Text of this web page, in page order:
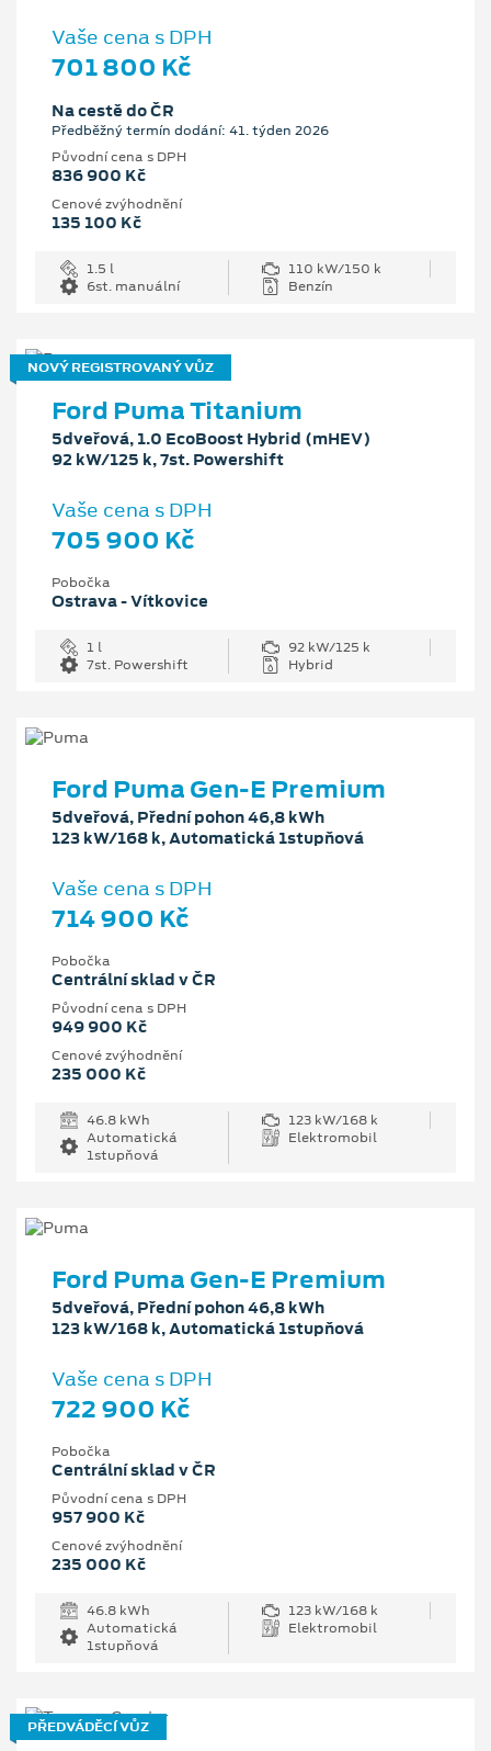
Vaše cena s DPH
701 800 Kč
Na cestě do ČR
Předběžný termín dodání: 41. týden 2026
Původní cena s DPH
836 900 Kč
Cenové zvýhodnění
135 100 Kč
1.5 l
110 kW/150 k
6st. manuální
Benzín
NOVÝ REGISTROVANÝ VŮZ
Ford Puma Titanium
5dveřová, 1.0 EcoBoost Hybrid (mHEV)
92 kW/125 k, 7st. Powershift
Vaše cena s DPH
705 900 Kč
Pobočka
Ostrava - Vítkovice
1 l
92 kW/125 k
7st. Powershift
Hybrid
Ford Puma Gen-E Premium
5dveřová, Přední pohon 46,8 kWh
123 kW/168 k, Automatická 1stupňová
Vaše cena s DPH
714 900 Kč
Pobočka
Centrální sklad v ČR
Původní cena s DPH
949 900 Kč
Cenové zvýhodnění
235 000 Kč
46.8 kWh
123 kW/168 k
Automatická
1stupňová
Elektromobil
Ford Puma Gen-E Premium
5dveřová, Přední pohon 46,8 kWh
123 kW/168 k, Automatická 1stupňová
Vaše cena s DPH
722 900 Kč
Pobočka
Centrální sklad v ČR
Původní cena s DPH
957 900 Kč
Cenové zvýhodnění
235 000 Kč
46.8 kWh
123 kW/168 k
Automatická
1stupňová
Elektromobil
PŘEDVÁDĚCÍ VŮZ